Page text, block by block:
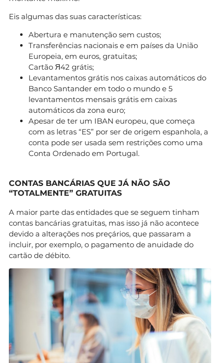
Eis algumas das suas características:
Abertura e manutenção sem custos;
Transferências nacionais e em países da União
Europeia, em euros, gratuitas;
Cartão Я42 grátis;
Levantamentos grátis nos caixas automáticos do
Banco Santander em todo o mundo e 5
levantamentos mensais grátis em caixas
automáticos da zona euro;
Apesar de ter um IBAN europeu, que começa
com as letras “ES” por ser de origem espanhola, a
conta pode ser usada sem restrições como uma
Conta Ordenado em Portugal.
CONTAS BANCÁRIAS QUE JÁ NÃO SÃO
“TOTALMENTE” GRATUITAS
A maior parte das entidades que se seguem tinham
contas bancárias gratuitas, mas isso já não acontece
devido a alterações nos preçários, que passaram a
incluir, por exemplo, o pagamento de anuidade do
cartão de débito.